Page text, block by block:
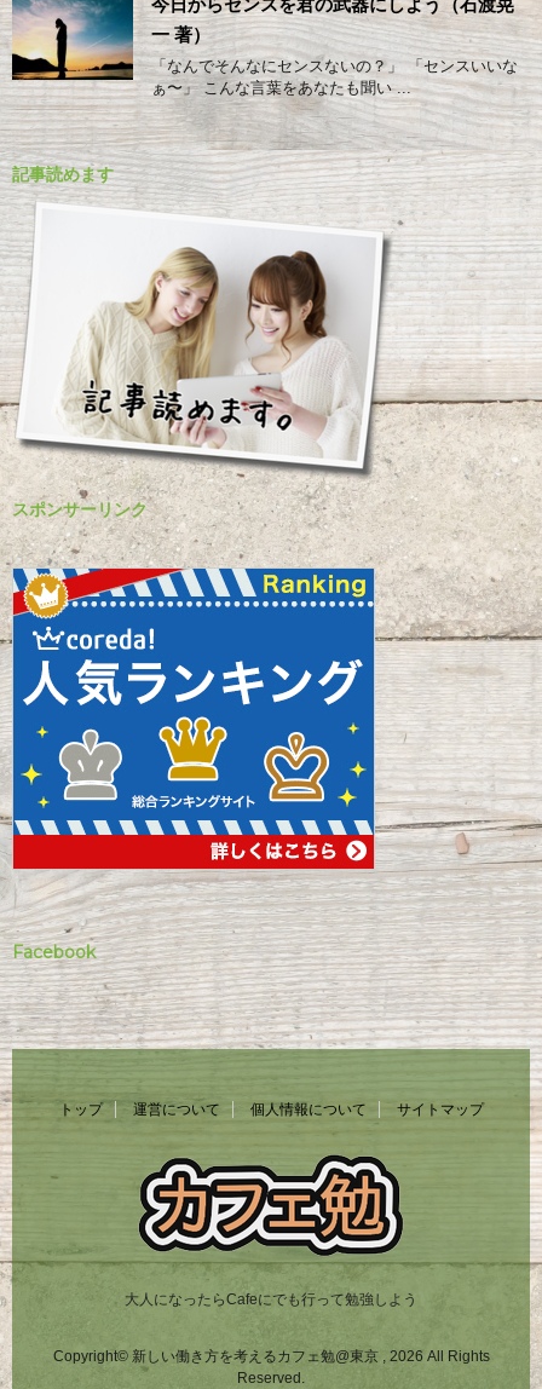
今日からセンスを君の武器にしよう（石渡晃
一 著）
「なんでそんなにセンスないの？」 「センスいいな
ぁ〜」 こんな言葉をあなたも聞い ...
記事読めます
スポンサーリンク
Facebook
トップ 運営について 個人情報について サイトマップ
大人になったらCafeにでも行って勉強しよう
Copyright© 新しい働き方を考えるカフェ勉@東京 , 2026 All Rights
Reserved.